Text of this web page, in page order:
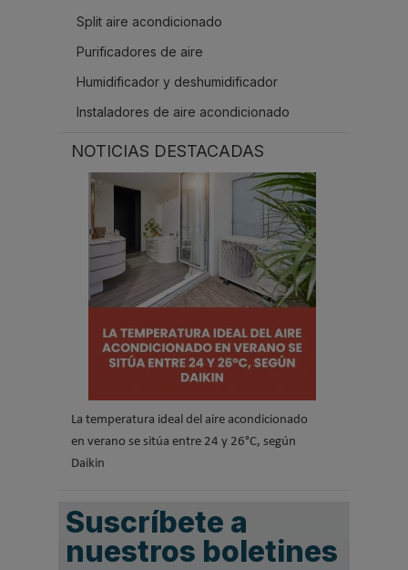
Split aire acondicionado
Purificadores de aire
Humidificador y deshumidificador
Instaladores de aire acondicionado
NOTICIAS DESTACADAS
La temperatura ideal del aire acondicionado
en verano se sitúa entre 24 y 26°C, según
Daikin
Suscríbete a
nuestros boletines